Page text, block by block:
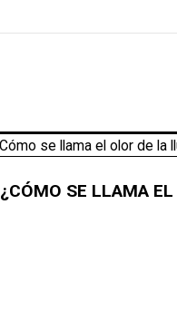
¿CÓMO SE LLAMA